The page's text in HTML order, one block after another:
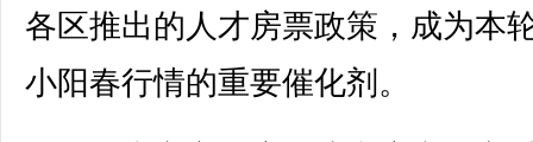
各区推出的人才房票政策，成为本
小阳春行情的重要催化剂。